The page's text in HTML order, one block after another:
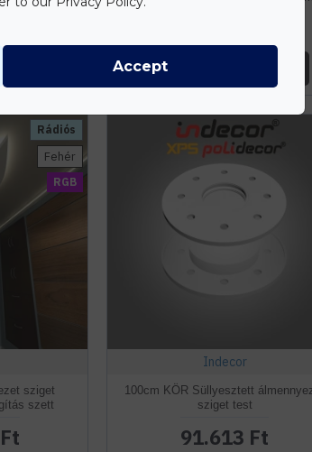
RGB
Rádiós
Fehér
sziget
szett
Indecor
100cm KÖR Süllyesztett
sziget test
91.613 Ft
Accept